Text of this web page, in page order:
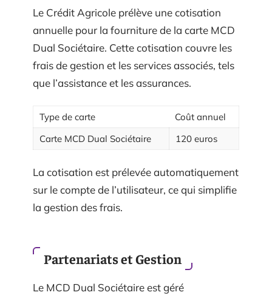
Le Crédit Agricole prélève une cotisation
annuelle pour la fourniture de la carte MCD
Dual Sociétaire. Cette cotisation couvre les
frais de gestion et les services associés, tels
que l’assistance et les assurances.
Type de carte
Coût annuel
Carte MCD Dual Sociétaire
120 euros
La cotisation est prélevée automatiquement
sur le compte de l’utilisateur, ce qui simplifie
la gestion des frais.
Partenariats et Gestion
Le MCD Dual Sociétaire est géré